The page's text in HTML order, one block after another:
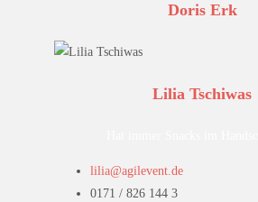
Doris Erk
Lilia Tschiwas
lilia@agilevent.de
0171 / 826 144 3